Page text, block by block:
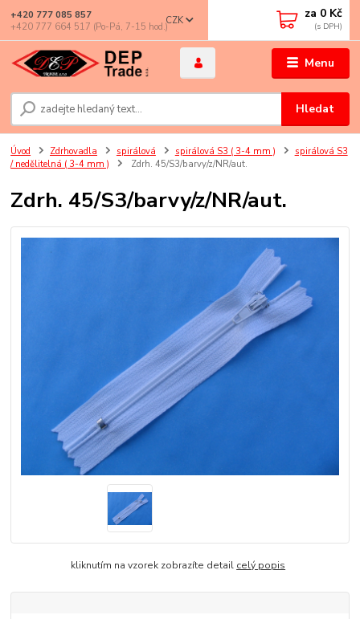
Menu
CZK
Hledat
+420 777 085 857
+420 777 664 517 (Po-Pá, 7-15 hod.)
za 0 Kč
Úvod Zdrhovadla spirálová spirálová S3 ( 3-4 mm )
spirálová S3
/ nedělitelná ( 3-4 mm )
Zdrh. 45/S3/barvy/z/NR/aut.
Zdrh. 45/S3/barvy/z/NR/aut.
kliknutím na vzorek zobrazíte detail celý popis